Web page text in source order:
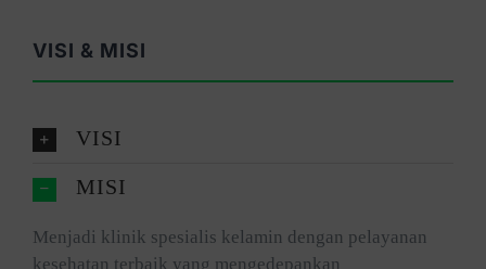
VISI & MISI
VISI
MISI
Menjadi klinik spesialis kelamin dengan pelayanan
kesehatan terbaik yang mengedepankan